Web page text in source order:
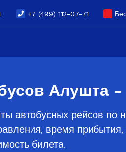
+7 (499) 112-07-71
Алушта
автобусных рейсов
время
билета.